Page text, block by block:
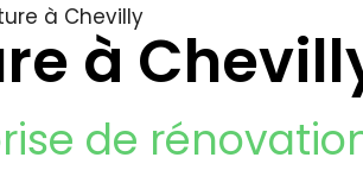
à Chevilly
à
de